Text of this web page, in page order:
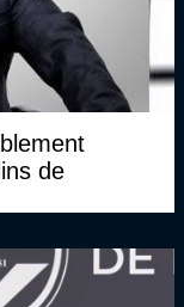
de